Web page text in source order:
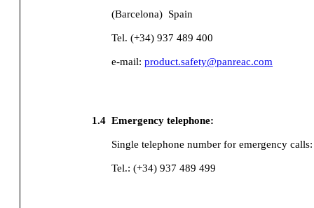
(Barcelona) Spain
Tel. (+34) 937 489 400
e-mail:product.safety@panreac.com
1.4 Emergency telephone:
Single telephone number for emergency
Tel.: (+34) 937 489 499